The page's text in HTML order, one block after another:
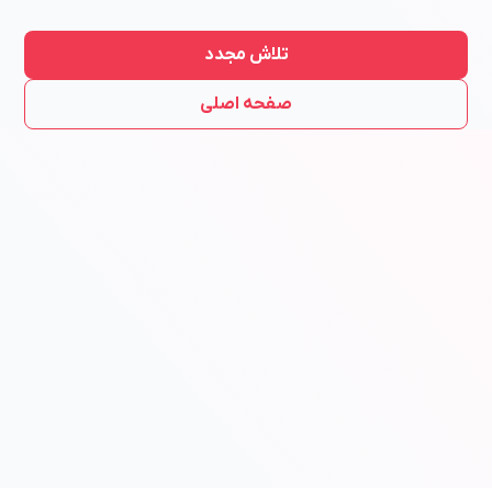
تلاش مجدد
صفحه اصلی